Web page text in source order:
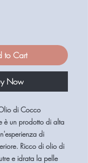
to Cart
Now
di Cocco
è un prodotto di alta
di
Ricco di olio di
e idrata la pelle